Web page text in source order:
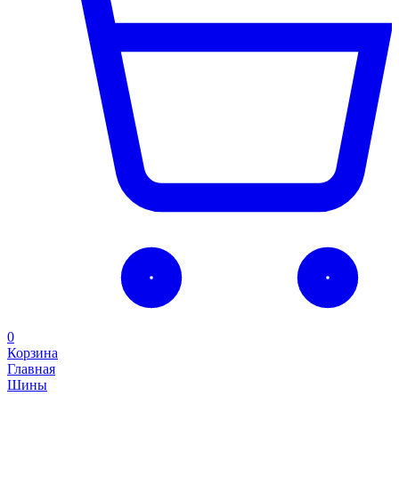
0
Корзина
Главная
Шины